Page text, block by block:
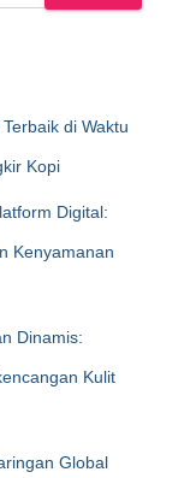
di Waktu
Kopi
Digital:
Kenyamanan
Dinamis:
Kulit
Global